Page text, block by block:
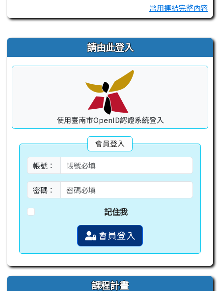
常用連結完整內容
右邊區域內容 請由此登入
使用臺南市OpenID認證系統登入
會員登入
帳號：
密碼：
記住我
會員登入
課程計畫